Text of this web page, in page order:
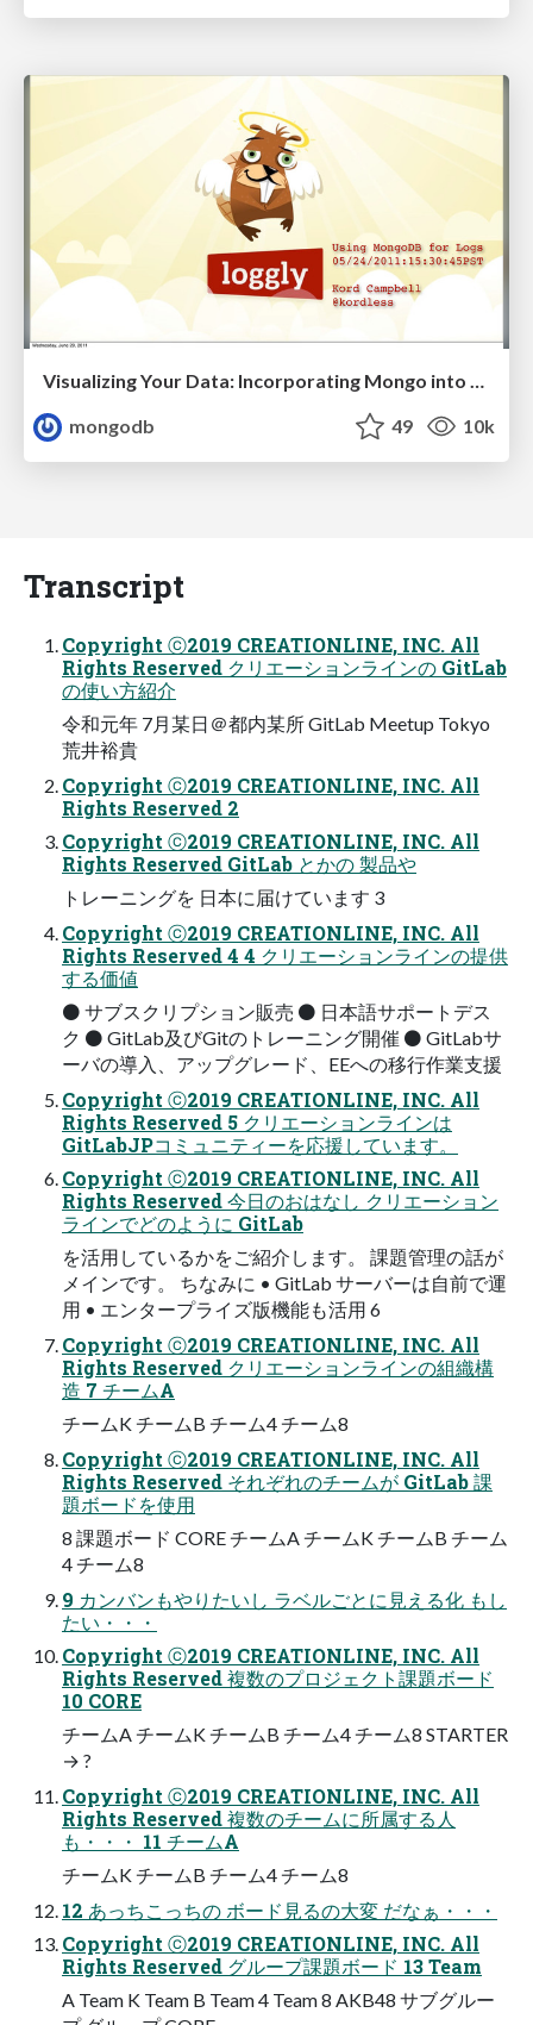
mongodb
49 10k
Transcript
Copyright ⓒ2019 CREATIONLINE, INC. All
Rights Reserved クリエーションラインの GitLab
の使い方紹介
令和元年 7月某日＠都内某所 GitLab Meetup Tokyo
荒井裕貴
Copyright ⓒ2019 CREATIONLINE, INC. All
Rights Reserved 2
Copyright ⓒ2019 CREATIONLINE, INC. All
Rights Reserved GitLab とかの 製品や
トレーニングを 日本に届けています 3
Copyright ⓒ2019 CREATIONLINE, INC. All
Rights Reserved 4 4 クリエーションラインの提供
する価値
⚫ サブスクリプション販売 ⚫ 日本語サポートデス
ク ⚫ GitLab及びGitのトレーニング開催 ⚫ GitLabサ
ーバの導入、アップグレード、EEへの移行作業支援
Copyright ⓒ2019 CREATIONLINE, INC. All
Rights Reserved 5 クリエーションラインは
GitLabJPコミュニティーを応援しています。
Copyright ⓒ2019 CREATIONLINE, INC. All
Rights Reserved 今日のおはなし クリエーション
ラインでどのように GitLab
を活用しているかをご紹介します。 課題管理の話が
メインです。 ちなみに • GitLab サーバーは自前で運
用 • エンタープライズ版機能も活用 6
Copyright ⓒ2019 CREATIONLINE, INC. All
Rights Reserved クリエーションラインの組織構
造 7 チームA
チームK チームB チーム4 チーム8
Copyright ⓒ2019 CREATIONLINE, INC. All
Rights Reserved それぞれのチームが GitLab 課
題ボードを使用
8 課題ボード CORE チームA チームK チームB チーム
4 チーム8
9 カンバンもやりたいし ラベルごとに見える化 もし
たい・・・
Copyright ⓒ2019 CREATIONLINE, INC. All
Rights Reserved 複数のプロジェクト課題ボード
10 CORE
チームA チームK チームB チーム4 チーム8 STARTER
→ ?
Copyright ⓒ2019 CREATIONLINE, INC. All
Rights Reserved 複数のチームに所属する人
も・・・ 11 チームA
チームK チームB チーム4 チーム8
12 あっちこっちの ボード見るの大変 だなぁ・・・
Copyright ⓒ2019 CREATIONLINE, INC. All
Rights Reserved グループ課題ボード 13 Team
A Team K Team B Team 4 Team 8 AKB48 サブグルー